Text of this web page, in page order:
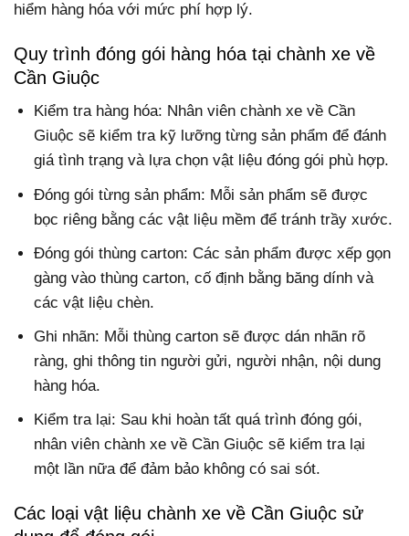
hiểm hàng hóa với mức phí hợp lý.
Quy trình đóng gói hàng hóa tại chành xe về
Cần Giuộc
Kiểm tra hàng hóa: Nhân viên chành xe về Cần
Giuộc sẽ kiểm tra kỹ lưỡng từng sản phẩm để đánh
giá tình trạng và lựa chọn vật liệu đóng gói phù hợp.
Đóng gói từng sản phẩm: Mỗi sản phẩm sẽ được
bọc riêng bằng các vật liệu mềm để tránh trầy xước.
Đóng gói thùng carton: Các sản phẩm được xếp gọn
gàng vào thùng carton, cố định bằng băng dính và
các vật liệu chèn.
Ghi nhãn: Mỗi thùng carton sẽ được dán nhãn rõ
ràng, ghi thông tin người gửi, người nhận, nội dung
hàng hóa.
Kiểm tra lại: Sau khi hoàn tất quá trình đóng gói,
nhân viên chành xe về Cần Giuộc sẽ kiểm tra lại
một lần nữa để đảm bảo không có sai sót.
Các loại vật liệu chành xe về Cần Giuộc sử